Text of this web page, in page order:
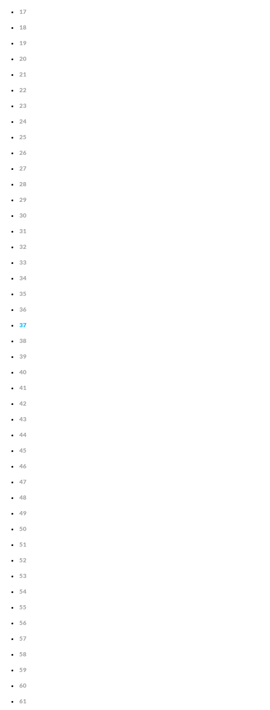
17
18
19
20
21
22
23
24
25
26
27
28
29
30
31
32
33
34
35
36
37
38
39
40
41
42
43
44
45
46
47
48
49
50
51
52
53
54
55
56
57
58
59
60
61